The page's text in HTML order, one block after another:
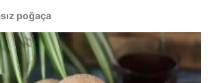
poğaça